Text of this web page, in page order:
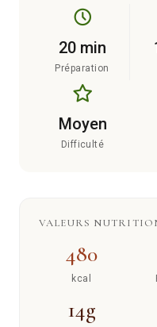
20 min
Préparation
Moyen
Difficulté
VALEURS
480
kcal
14g